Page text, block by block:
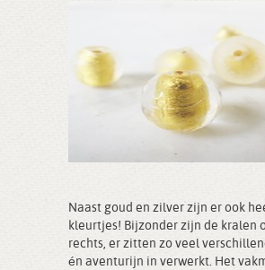
Naast goud en zilver zijn er ook
kleurtjes! Bijzonder zijn de kralen
rechts, er zitten zo veel
én aventurijn in verwerkt. Het